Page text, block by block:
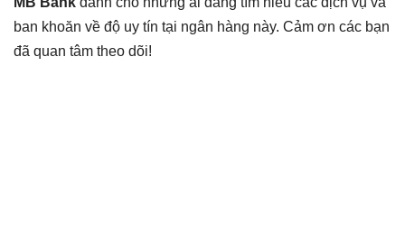
ban khoăn về độ uy tín tại ngân hàng này. Cảm ơn các bạn
đã quan tâm theo dõi!